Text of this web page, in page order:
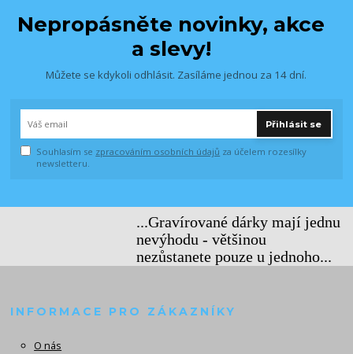
Nepropásněte novinky, akce
a slevy!
Můžete se kdykoli odhlásit. Zasíláme jednou za 14 dní.
Přihlásit se
Souhlasím se zpracováním osobních údajů za účelem rozesílky
newsletteru.
...Gravírované dárky mají jednu
nevýhodu - většinou
nezůstanete pouze u jednoho...
INFORMACE PRO ZÁKAZNÍKY
O nás